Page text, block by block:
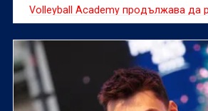
Volleyball Academy продължава да
треньорския си екип с още един
специалист.